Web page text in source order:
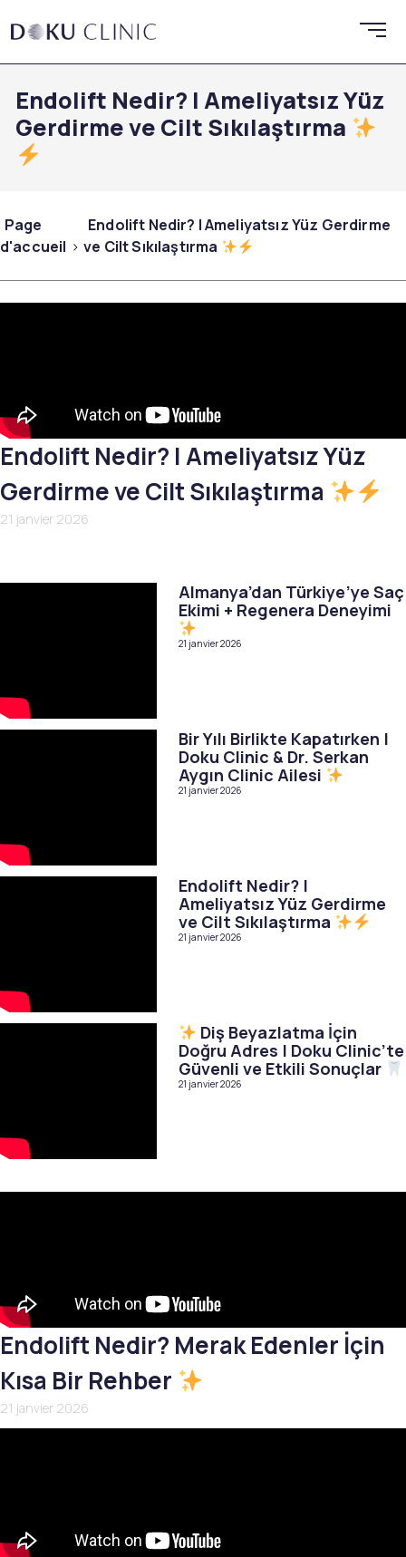
Endolift Nedir? | Ameliyatsız Yüz
Gerdirme ve Cilt Sıkılaştırma
Page
d'accueil
Endolift Nedir? | Ameliyatsız Yüz Gerdirme
ve Cilt Sıkılaştırma
Endolift Nedir? | Ameliyatsız Yüz
Gerdirme ve Cilt Sıkılaştırma
21 janvier 2026
Almanya’dan Türkiye’ye Saç
Ekimi + Regenera Deneyimi
21 janvier 2026
Bir Yılı Birlikte Kapatırken |
Doku Clinic & Dr. Serkan
Aygın Clinic Ailesi
21 janvier 2026
Endolift Nedir? |
Ameliyatsız Yüz Gerdirme
ve Cilt Sıkılaştırma
21 janvier 2026
Diş Beyazlatma İçin
Doğru Adres | Doku Clinic’te
Güvenli ve Etkili Sonuçlar
21 janvier 2026
Endolift Nedir? Merak Edenler İçin
Kısa Bir Rehber
21 janvier 2026